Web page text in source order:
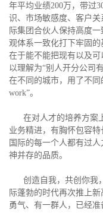
年平均业绩200万，带过
识、市场敏感度、客户
际集团合伙人保持高度
观体系一致化打下牢固
在于能不能把现有以及
以理解为“别人开分公司
在不同的城市，用了不同
work”。
在对人才的培养方案上
业务精进，有胸怀包容
国际的每一个人都有过
神并存的品质。
创造自我，共创你我，
际蓬勃的时代再次推上
勇气、有一群人，已经准